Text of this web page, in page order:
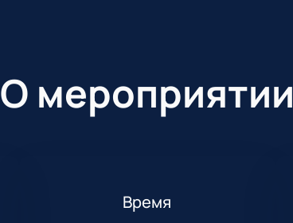
О мероприятии
Время